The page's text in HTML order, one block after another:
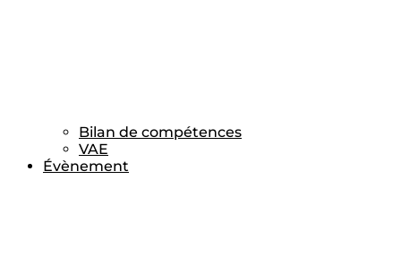
Bilan de compétences
VAE
Évènement